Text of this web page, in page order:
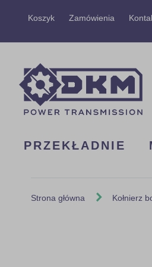
Koszyk Zamówienia
PRZEKŁADNIE
Strona główna Kołnierz